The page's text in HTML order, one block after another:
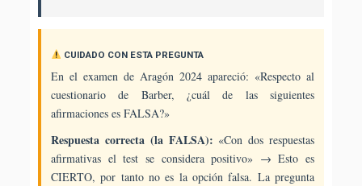
CUIDADO CON ESTA PREGUNTA
En el examen de Aragón 2024 apareció: «Respecto al
cuestionario de Barber, ¿cuál de las siguientes
afirmaciones es FALSA?»
Respuesta correcta (la FALSA): «Con dos respuestas
afirmativas el test se considera positivo» → Esto es
CIERTO, por tanto no es la opción falsa. La pregunta